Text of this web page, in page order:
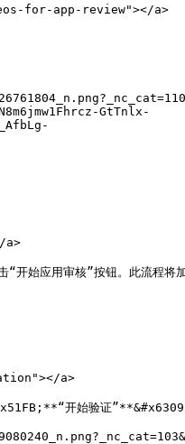
for-app-review"></a>
GtTnlx-
a>
应用审核”按钮。此流程将
a>
开始验证”**&#x6309;